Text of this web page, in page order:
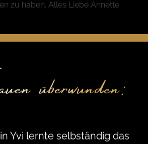
überwunden:
Yvi lernte selbständig das